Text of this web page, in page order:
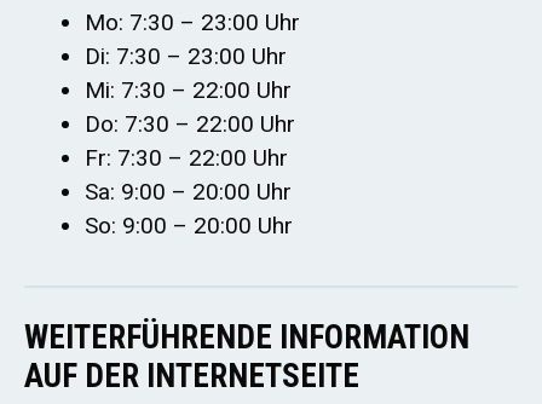
Mo: 7:30 – 23:00 Uhr
Di: 7:30 – 23:00 Uhr
Mi: 7:30 – 22:00 Uhr
Do: 7:30 – 22:00 Uhr
Fr: 7:30 – 22:00 Uhr
Sa: 9:00 – 20:00 Uhr
So: 9:00 – 20:00 Uhr
WEITERFÜHRENDE INFORMATION
AUF DER INTERNETSEITE